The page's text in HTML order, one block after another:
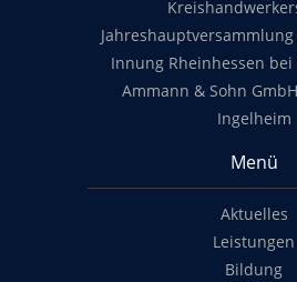
Innung Rheinhessen bei
Ammann & Sohn
Ingelheim
Menü
Aktuelles
Leistungen
Bildung